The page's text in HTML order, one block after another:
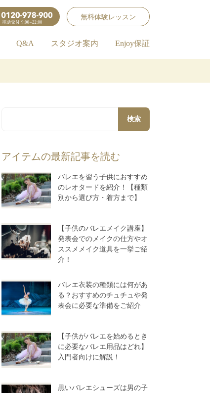
無料体験レッスン
Q&A スタジオ案内 Enjoy保証
検索
アイテムの最新記事を読む
バレエを習う子供におすすめ
のレオタードを紹介！【種類
別から選び方・着方まで】
【子供のバレエメイク講座】
発表会でのメイクの仕方やオ
ススメメイク道具を一挙ご紹
介！
バレエ衣装の種類には何があ
る？おすすめのチュチュや発
表会に必要な準備をご紹介
【子供がバレエを始めるとき
に必要なバレエ用品はどれ】
入門者向けに解説！
黒いバレエシューズは男の子